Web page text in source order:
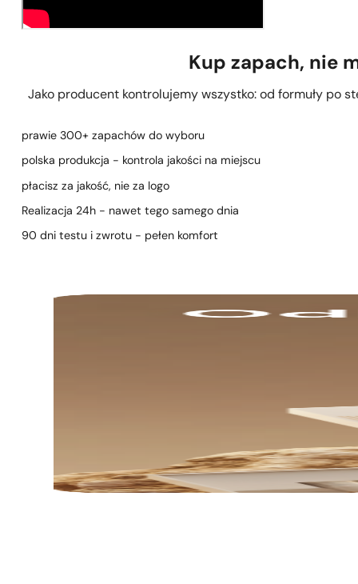
Kup zapach, nie
Jako producent kontrolujemy wszystko: od formuły po
prawie 300+ zapachów do wyboru
polska produkcja - kontrola jakości na miejscu
płacisz za jakość, nie za logo
Realizacja 24h - nawet tego samego dnia
90 dni testu i zwrotu - pełen komfort